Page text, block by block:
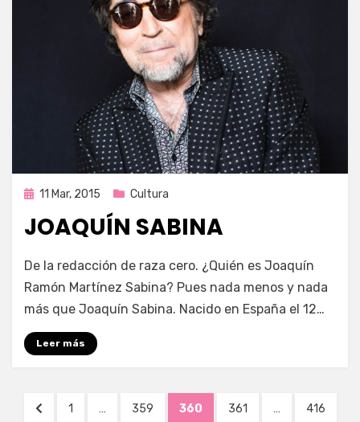
Publicada
11 Mar, 2015 Cultura
JOAQUÍN SABINA
por Enrique
De la redacción de raza cero. ¿Quién es Joaquín
Ramón Martínez Sabina? Pues nada menos y nada
más que Joaquín Sabina. Nacido en España el 12…
Leer más
Navegación
PÁGINAPÁGINA
1 … PÁGINA
359 PÁGINA
360 PÁGINA
361 … PÁGINA
416